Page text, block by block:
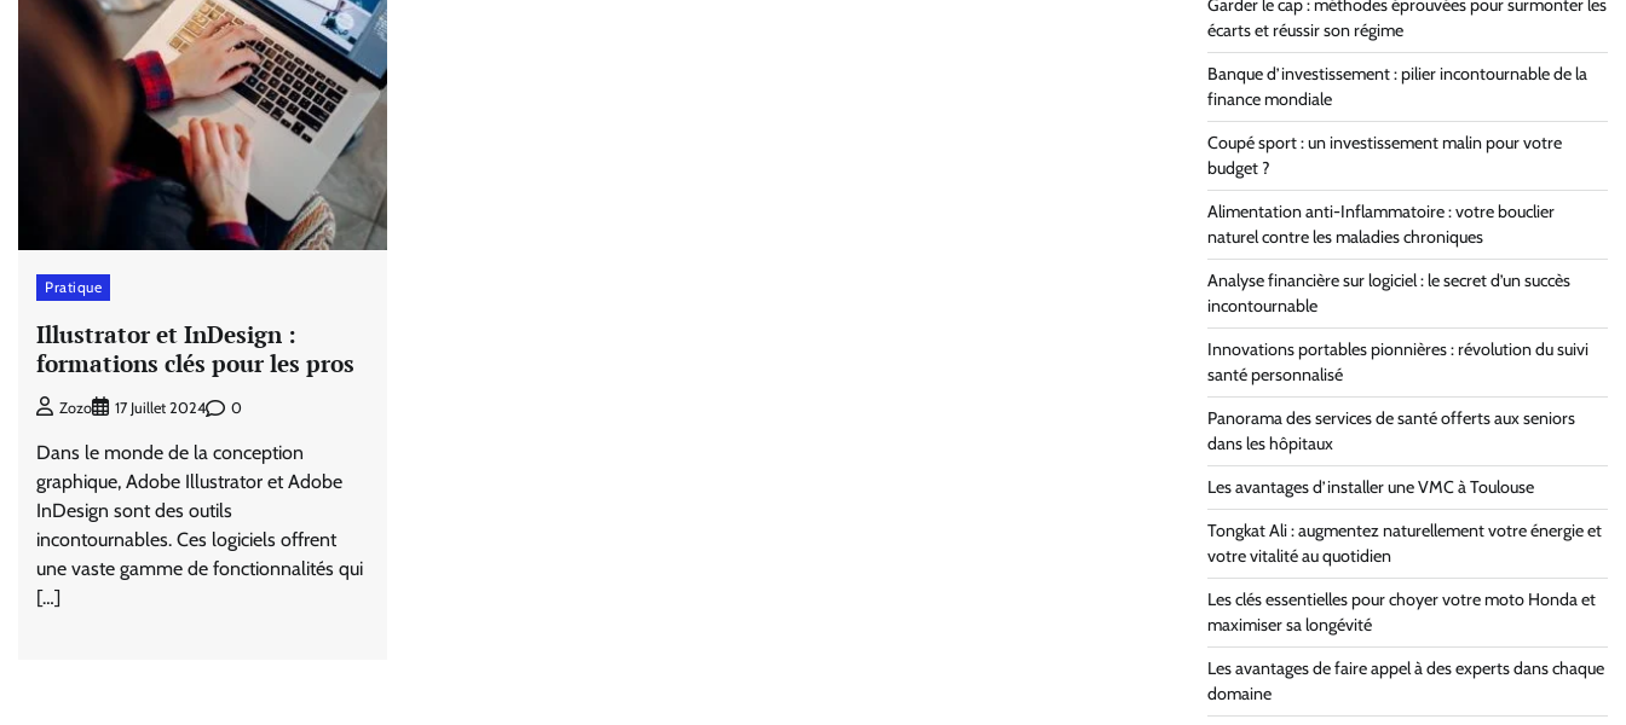
Pratique
Illustrator et InDesign :
formations clés pour les pros
Zozo 17 Juillet 2024 0
Dans le monde de la conception
graphique, Adobe Illustrator et Adobe
InDesign sont des outils
incontournables. Ces logiciels offrent
une vaste gamme de fonctionnalités qui
[…]
Garder le cap : méthodes éprouvées pour surmonter les
écarts et réussir son régime
Banque d’investissement : pilier incontournable de la
finance mondiale
Coupé sport : un investissement malin pour votre
budget ?
Alimentation anti-Inflammatoire : votre bouclier
naturel contre les maladies chroniques
Analyse financière sur logiciel : le secret d’un succès
incontournable
Innovations portables pionnières : révolution du suivi
santé personnalisé
Panorama des services de santé offerts aux seniors
dans les hôpitaux
Les avantages d’installer une VMC à Toulouse
Tongkat Ali : augmentez naturellement votre énergie et
votre vitalité au quotidien
Les clés essentielles pour choyer votre moto Honda et
maximiser sa longévité
Les avantages de faire appel à des experts dans chaque
domaine